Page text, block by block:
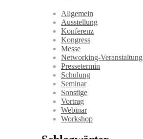
Allgemein
Ausstellung
Konferenz
Kongress
Messe
Networking-Veranstaltung
Pressetermin
Schulung
Seminar
Sonstige
Vortrag
Webinar
Workshop